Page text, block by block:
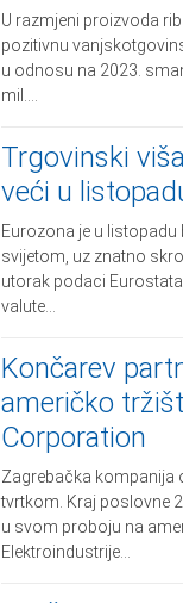
U razmjeni proizvoda
pozitivnu
u odnosu na 2023.
mil....
Trgovinski
veći u
Eurozona je u
svijetom, uz znatno
utorak podaci
valute...
Končarev
američko
Corporation
Zagrebačka kompanija
tvrtkom. Kraj poslovne
u svom proboju na
Elektroindustrije...